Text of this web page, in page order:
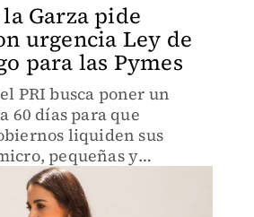
Garza pide
urgencia Ley de
para las Pymes
PRI busca poner un
60 días para que
liquiden sus
pequeñas y